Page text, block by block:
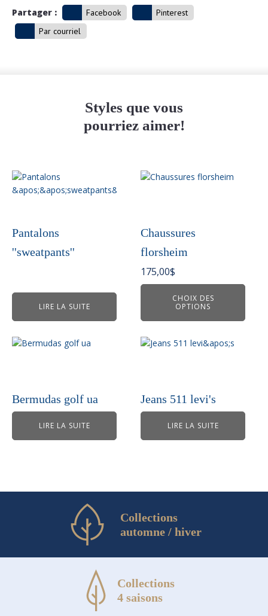
Partager : Facebook
Pinterest
Par courriel
Styles que vous
pourriez aimer!
Pantalons
''sweatpants''
LIRE LA SUITE
Chaussures
florsheim
175,00$
CHOIX DES
OPTIONS
Ce
variations.
options
peuvent
être
la
page
du
Bermudas golf ua
LIRE LA SUITE
Jeans 511 levi's
LIRE LA SUITE
Collections
automne / hiver
Collections
4 saisons